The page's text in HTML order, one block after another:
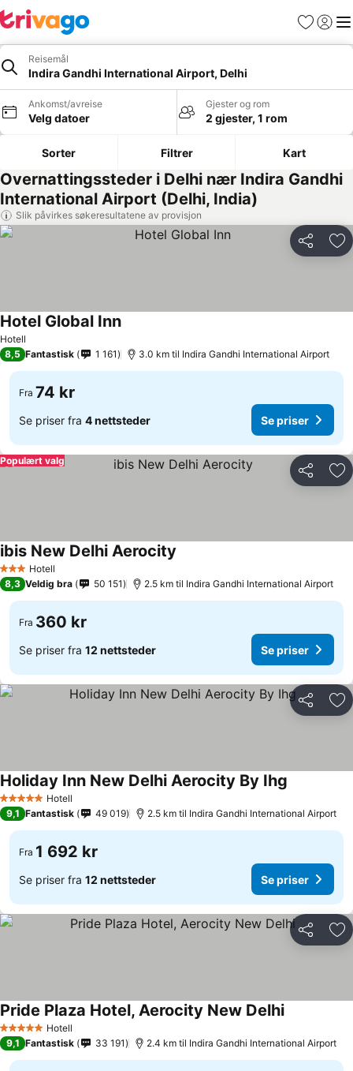
Favoritter
Logg
Reisemål
Indira Gandhi International Airport, Delhi
Ankomst/avreise
Velg datoer
Gjester og rom
2 gjester, 1 rom
Sorter Filtrer Kart
Overnattingssteder i Delhi nær Indira Gandhi
International Airport (Delhi, India)
Slik påvirkes søkeresultatene av provisjon
Del
Hotell
Hotel Global Inn
8,5 Fantastisk 1 161 3.0 km til Indira Gandhi International Airport
Fra 74 kr
Se priser fra 4 nettsteder Se priser
Del
Populært valg
3 StjernerHotell
ibis New Delhi Aerocity
8,3 Veldig bra 50 151 2.5 km til Indira Gandhi International Airport
Fra 360 kr
Se priser fra 12 nettsteder Se priser
Del
5 Stjerner Hotell
Holiday Inn New Delhi Aerocity By Ihg
9,1 Fantastisk 49 019 2.5 km til Indira Gandhi International Airport
Fra 1 692 kr
Se priser fra 12 nettsteder Se priser
Del
5 Stjerner Hotell
Pride Plaza Hotel, Aerocity New Delhi
9,1 Fantastisk 33 191 2.4 km til Indira Gandhi International Airport